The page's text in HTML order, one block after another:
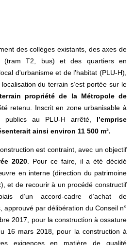
des collèges existants, des axes de
(tram T2, bus) et des quartiers en
d'urbanisme et de l'habitat (PLU-H),
du terrain s’est portée sur le
propriété de la Métropole de
retenu. Inscrit en zone urbanisable à
publics au PLU-H arrêté, l’emprise
ainsi environ 11 500 m².
est contraint, avec un objectif
2020 . Pour ce faire, il a été décidé
en interne (direction du patrimoine
et de recourir à un procédé constructif
d’un accord-cadre d’achat de
approuvé par délibération du Conseil n°
2017, pour la construction à ossature
16 mars 2018, pour la construction à
exigences en matière de qualité